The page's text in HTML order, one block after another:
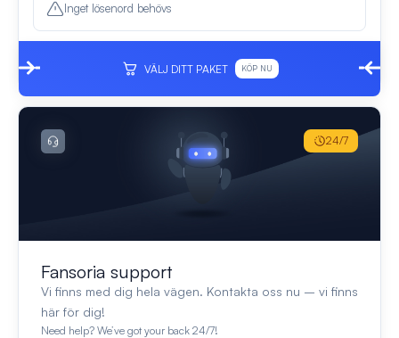
Inget lösenord behövs
VÄLJ DITT PAKET KÖP NU
Fansoria support
Vi finns med dig hela vägen. Kontakta oss nu – vi finns
här för dig!
Need help? We’ve got your back 24/7!
24/7